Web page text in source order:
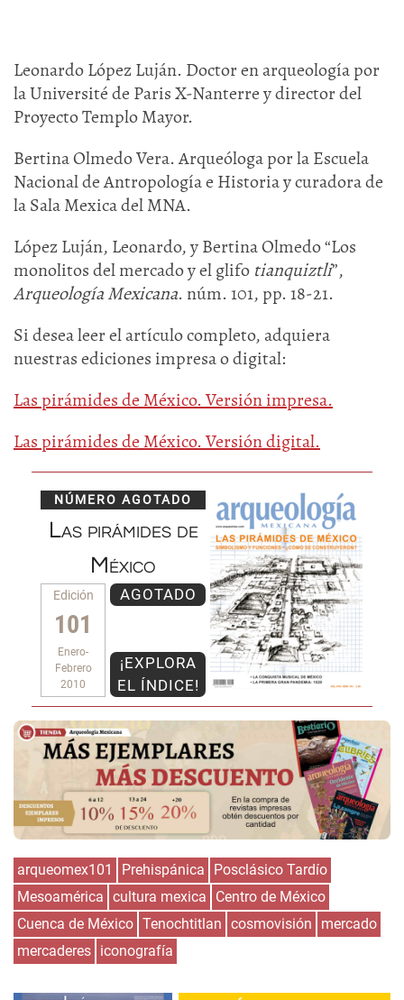
Leonardo López Luján. Doctor en arqueología por
la Université de Paris X-Nanterre y director del
Proyecto Templo Mayor.
Bertina Olmedo Vera. Arqueóloga por la Escuela
Nacional de Antropología e Historia y curadora de
la Sala Mexica del MNA.
López Luján, Leonardo, y Bertina Olmedo “Los
monolitos del mercado y el glifo tianquiztli”,
Arqueología Mexicana. núm. 101, pp. 18-21.
Si desea leer el artículo completo, adquiera
nuestras ediciones impresa o digital:
Las pirámides de México. Versión impresa.
Las pirámides de México. Versión digital.
NÚMERO AGOTADO
Las pirámides de
México
Edición
101
Enero-
Febrero
2010
AGOTADO
¡EXPLORA
EL ÍNDICE!
arqueomex101 Prehispánica
Posclásico Tardío
Mesoamérica cultura mexica
Centro de México
Cuenca de México Tenochtitlan cosmovisión
mercado
mercaderes iconografía